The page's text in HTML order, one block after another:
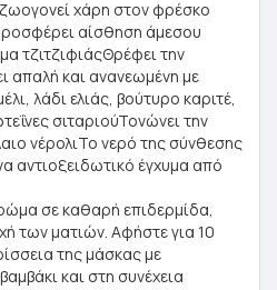
χάρη στον φρέσκο
αίσθηση άμεσου
τζιτζιφιάςΘρέφει την
απαλή και ανανεωμένη με
λάδι ελιάς, βούτυρο καριτέ,
σιταριούΤονώνει την
νέρολιΤο νερό της σύνθεσης
αντιοξειδωτικό έγχυμα από
σε καθαρή επιδερμίδα,
των ματιών. Αφήστε για 10
της μάσκας με
και στη συνέχεια